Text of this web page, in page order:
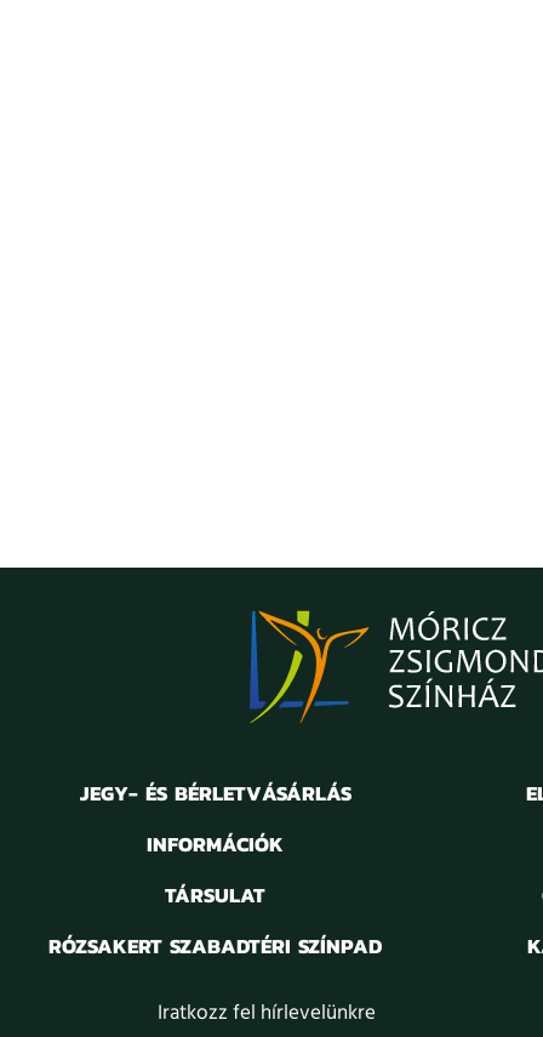
JEGY- ÉS BÉRLETVÁSÁRLÁS
INFORMÁCIÓK
TÁRSULAT
RÓZSAKERT SZABADTÉRI SZÍNPAD
Iratkozz fel hírlevelünkre